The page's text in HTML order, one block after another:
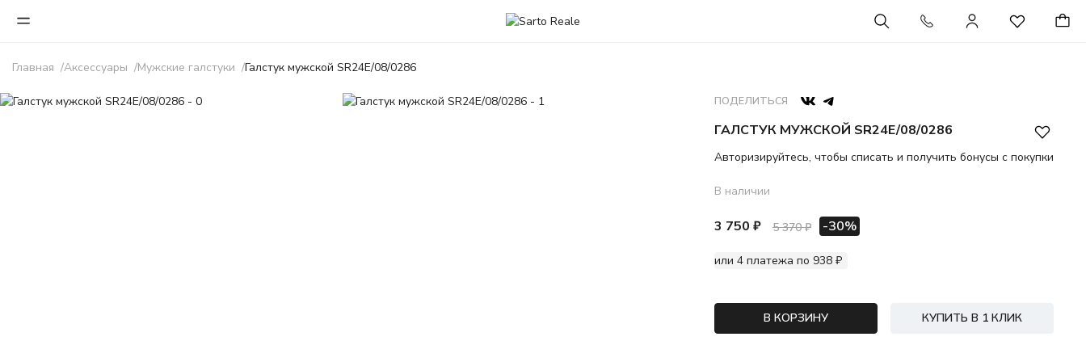
Главная Аксессуары Мужские галстуки Галстук мужской SR24E/08/0286
ПОДЕЛИТЬСЯ
ГАЛСТУК МУЖСКОЙ SR24E/08/0286
Авторизируйтесь, чтобы списать и получить бонусы с покупки
В наличии
3 750 ₽ 5 370 ₽ -30%
или 4 платежа по 938 ₽
В КОРЗИНУ КУПИТЬ В 1 КЛИК